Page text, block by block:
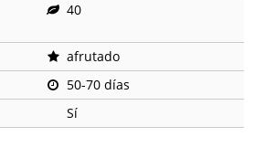
40
afrutado
50-70 días
Sí